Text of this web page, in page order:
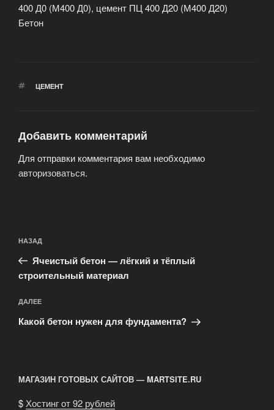
400 Д0 (М400 Д0), цемент ПЦ 400 Д20 (М400 Д20)
Бетон
МЕТКИ
ЦЕМЕНТ
Добавить комментарий
Для отправки комментария вам необходимо
авторизоваться.
по
записям
Предыдущая
запись:
НАЗАД
Ячеистый бетон — лёгкий и тёплый
строительный материал
Следующая
запись
ДАЛЕЕ
Какой бетон нужен для фундамента?
МАГАЗИН ГОТОВЫХ САЙТОВ — MARTSITE.RU
$ Хостинг от 92 рублей